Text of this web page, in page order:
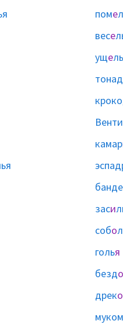
поме
весе
уще
тонад
камар
заси
собо
голья
бездо
дреко
муком